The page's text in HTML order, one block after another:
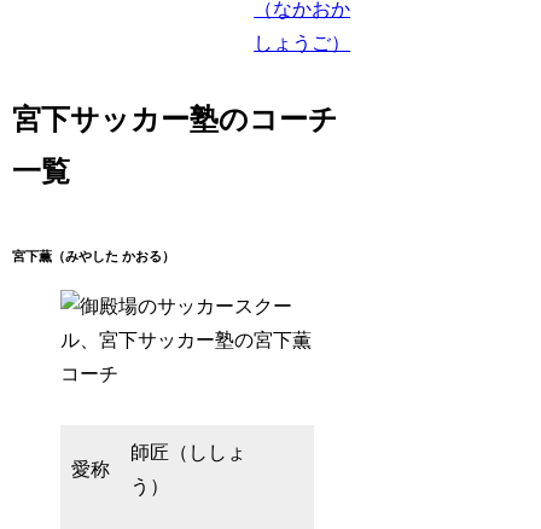
（なかおか
しょうご）
宮下サッカー塾のコーチ
一覧
宮下薫（みやした かおる）
愛称
師匠（ししょ
う）